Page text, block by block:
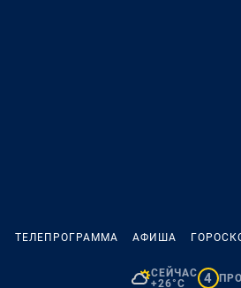
ТЕЛЕПРОГРАММА АФИША
СЕЙЧАС
+26°C
4